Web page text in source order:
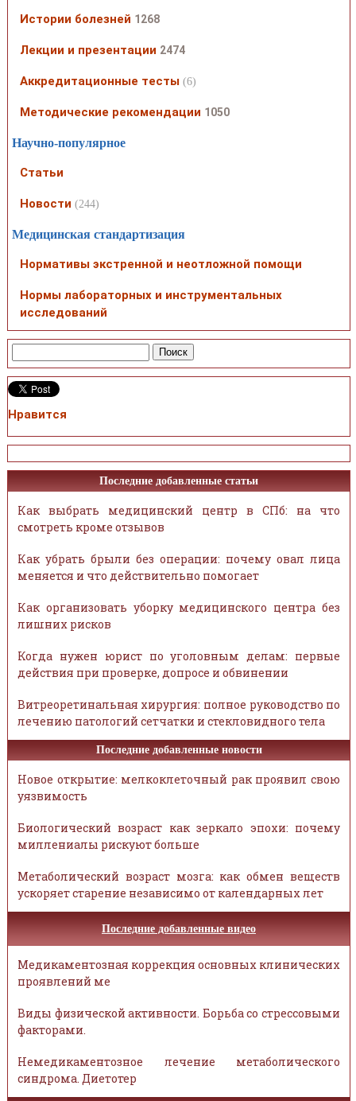
Истории болезней 1268
Лекции и презентации 2474
Аккредитационные тесты (6)
Методические рекомендации 1050
Научно-популярное
Статьи
Новости (244)
Медицинская стандартизация
Нормативы экстренной и неотложной помощи
Нормы лабораторных и инструментальных
исследований
Нравится
Последние добавленные статьи
Как выбрать медицинский центр в СПб: на что
смотреть кроме отзывов
Как убрать брыли без операции: почему овал лица
меняется и что действительно помогает
Как организовать уборку медицинского центра без
лишних рисков
Когда нужен юрист по уголовным делам: первые
действия при проверке, допросе и обвинении
Витреоретинальная хирургия: полное руководство по
лечению патологий сетчатки и стекловидного тела
Последние добавленные новости
Новое открытие: мелкоклеточный рак проявил свою
уязвимость
Биологический возраст как зеркало эпохи: почему
миллениалы рискуют больше
Метаболический возраст мозга: как обмен веществ
ускоряет старение независимо от календарных лет
Последние добавленные видео
Медикаментозная коррекция основных клинических
проявлений ме
Виды физической активности. Борьба со стрессовыми
факторами.
Немедикаментозное лечение метаболического
синдрома. Диетотер